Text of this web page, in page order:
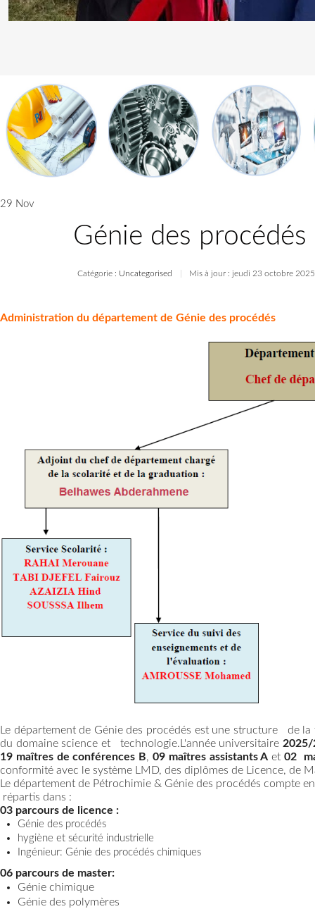
29 Nov
Génie des procédés
Catégorie : Uncategorised Mis à jour : jeudi 23 octobre
Administration du département de Génie des procédés
Le département de Génie des procédés est une structure de
du domaine science et technologie.L'année universitaire2025/
19 maîtres de conférences B,09 maîtres assistants A et02
conformité avec le système LMD, des diplômes de Licence, de
Le département de Pétrochimie & Génie des procédés compte
répartis dans :
03 parcours de licence :
Génie des procédés
hygiène et sécurité industrielle
Ingénieur: Génie des procédés chimiques
06 parcours de master:
Génie chimique
Génie des polymères